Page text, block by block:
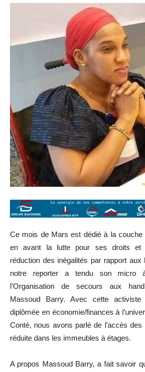
Ce mois de Mars est dédié à la couche
en avant la lutte pour ses droits et
réduction des inégalités par rapport aux
notre reporter a tendu son micro
l’Organisation de secours aux
Massoud Barry. Avec cette
diplômée en économie/finances à
Conté, nous avons parlé de l’accès
réduite dans les immeubles à étages.
A propos Massoud Barry, a fait savoir